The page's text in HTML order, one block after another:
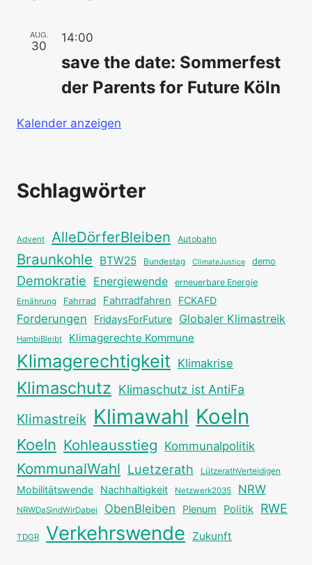
AUG.
30
14:00
save the date: Sommerfest
der Parents for Future Köln
Kalender anzeigen
Schlagwörter
Advent AlleDörferBleiben Autobahn
Braunkohle BTW25 Bundestag ClimateJustice demo
Demokratie Energiewende erneuerbare Energie
Ernährung Fahrrad Fahrradfahren FCKAFD
Forderungen FridaysForFuture Globaler Klimastreik
HambiBleibt Klimagerechte Kommune
Klimagerechtigkeit Klimakrise
Klimaschutz Klimaschutz ist AntiFa
Klimastreik Klimawahl Koeln
Koeln Kohleausstieg Kommunalpolitik
KommunalWahl Luetzerath LützerathVerteidigen
Mobilitätswende Nachhaltigkeit Netzwerk2035 NRW
NRWDaSindWirDabei ObenBleiben Plenum Politik RWE
TDGR Verkehrswende Zukunft